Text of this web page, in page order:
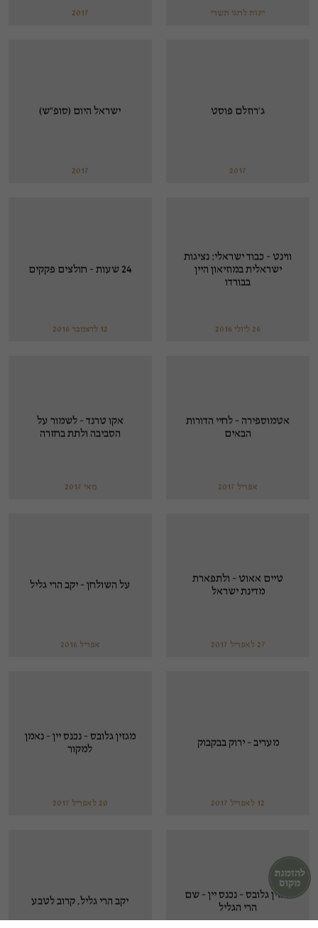
יינות לחגי תשרי 2017
ג'רוזלם פוסט
2017
ישראל היום (סופ"ש)
2017
ווינט - כבוד ישראלי: נציגות
ישראלית במוזיאון היין
בבורדו
26 ליולי 2016
24 שעות - חולצים פקקים
12 לדצמבר 2016
אטמוספירה - לחיי הדורות
הבאים
אפריל 2017
אקו טרנד - לשמור על
הסביבה ולתת בחזרה
מאי 2017
טיים אאוט - ולתפארת
מדינת ישראל
27 לאפריל 2017
על השולחן - יקב הרי גליל
אפריל 2016
מעריב - ירוק בבקבוק
12 לאפריל 2017
מגזין גלובס - נכנס יין - נאמן
למקור
20 לאפריל 2017
מגזין גלובס - נכנס יין - שם
הרי הגליל
יקב הרי גליל. קרוב לטבע